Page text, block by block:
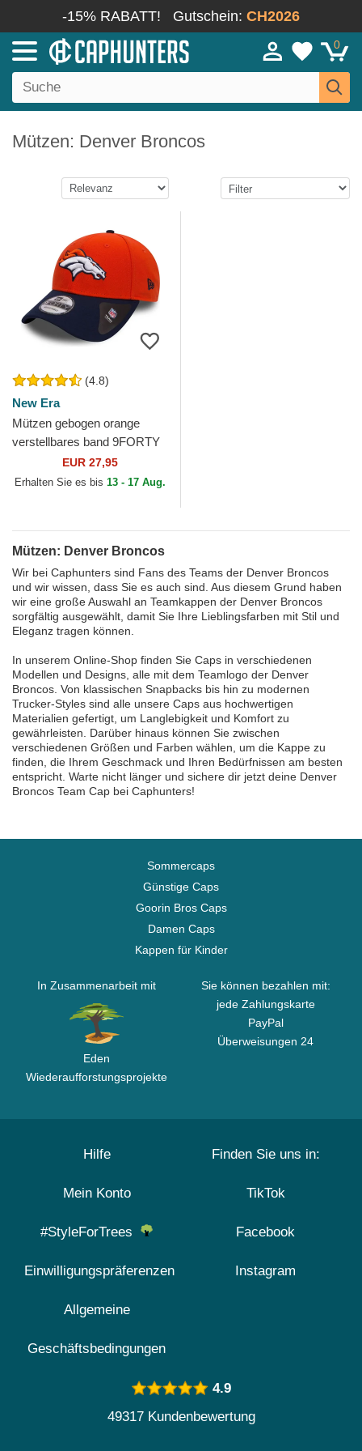
-15% RABATT! Gutschein: CH2026
0
Mützen: Denver Broncos
(4.8)
New Era
Mützen gebogen orange
verstellbares band 9FORTY
The League der Denver
Broncos NFL von New Era
EUR 27,95
Erhalten Sie es bis 13 - 17 Aug.
Mützen: Denver Broncos
Wir bei Caphunters sind Fans des Teams der Denver Broncos
und wir wissen, dass Sie es auch sind. Aus diesem Grund haben
wir eine große Auswahl an Teamkappen der Denver Broncos
sorgfältig ausgewählt, damit Sie Ihre Lieblingsfarben mit Stil und
Eleganz tragen können.
In unserem Online-Shop finden Sie Caps in verschiedenen
Modellen und Designs, alle mit dem Teamlogo der Denver
Broncos. Von klassischen Snapbacks bis hin zu modernen
Trucker-Styles sind alle unsere Caps aus hochwertigen
Materialien gefertigt, um Langlebigkeit und Komfort zu
gewährleisten. Darüber hinaus können Sie zwischen
verschiedenen Größen und Farben wählen, um die Kappe zu
finden, die Ihrem Geschmack und Ihren Bedürfnissen am besten
entspricht. Warte nicht länger und sichere dir jetzt deine Denver
Broncos Team Cap bei Caphunters!
Sommercaps
Günstige Caps
Goorin Bros Caps
Damen Caps
Kappen für Kinder
In Zusammenarbeit mit
Eden
Wiederaufforstungsprojekte
Sie können bezahlen mit:
jede Zahlungskarte
PayPal
Überweisungen 24
Hilfe
Mein Konto
#StyleForTrees
Einwilligungspräferenzen
Allgemeine
Geschäftsbedingungen
Finden Sie uns in:
TikTok
Facebook
Instagram
4.9
49317 Kundenbewertung